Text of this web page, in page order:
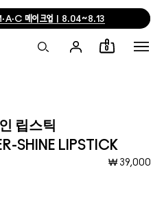
개 구매 시 20% 할인
0
립스틱
SHINE LIPSTICK
₩ 39,000